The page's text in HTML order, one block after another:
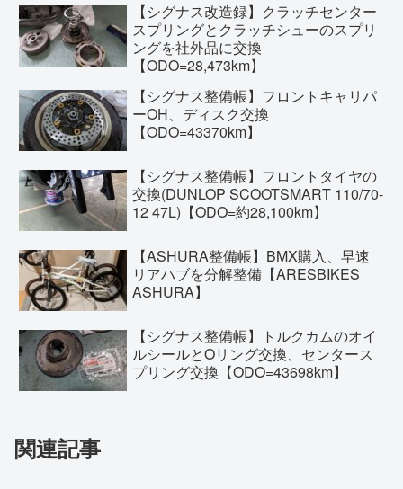
【シグナス改造録】クラッチセンター
スプリングとクラッチシューのスプリ
ングを社外品に交換
【ODO=28,473km】
【シグナス整備帳】フロントキャリパ
ーOH、ディスク交換
【ODO=43370km】
【シグナス整備帳】フロントタイヤの
交換(DUNLOP SCOOTSMART 110/70-
12 47L)【ODO=約28,100km】
【ASHURA整備帳】BMX購入、早速
リアハブを分解整備【ARESBIKES
ASHURA】
【シグナス整備帳】トルクカムのオイ
ルシールとOリング交換、センタース
プリング交換【ODO=43698km】
関連記事